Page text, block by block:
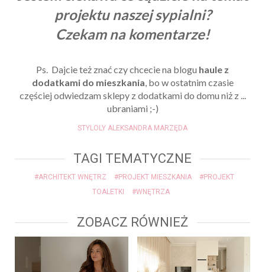
projektu naszej sypialni?
Czekam na komentarze!
Ps. Dajcie też znać czy chcecie na blogu haule z
dodatkami do mieszkania , bo w ostatnim czasie
częściej odwiedzam sklepy z dodatkami do domu niż z ...
ubraniami ;-)
STYLOLY ALEKSANDRA MARZĘDA
TAGI TEMATYCZNE
#ARCHITEKT WNĘTRZ #PROJEKT MIESZKANIA
#PROJEKT
TOALETKI
#WNĘTRZA
ZOBACZ RÓWNIEŻ